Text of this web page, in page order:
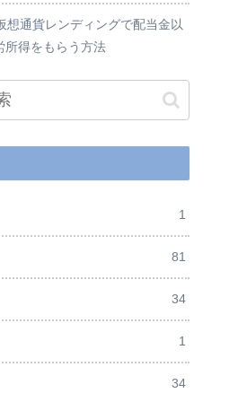
想通貨レンディングで配当金以
所得をもらう方法
1
81
34
1
34